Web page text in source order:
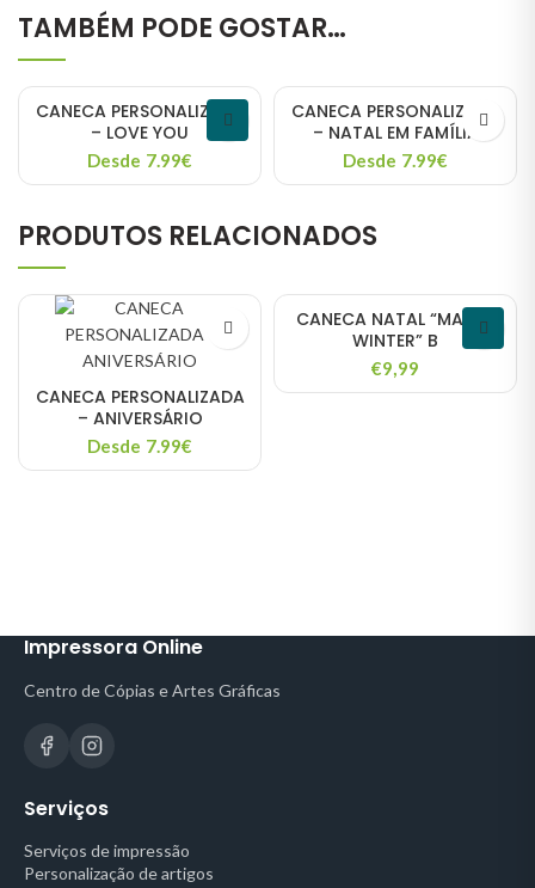
TAMBÉM PODE GOSTAR…
CANECA PERSONALIZADA
– LOVE YOU
Desde 7.99€
CANECA PERSONALIZADA
– NATAL EM FAMÍLIA
Desde 7.99€
PRODUTOS RELACIONADOS
CANECA PERSONALIZADA
– ANIVERSÁRIO
Desde 7.99€
CANECA NATAL “MAGIC
WINTER” B
€9,99
Impressora Online
Centro de Cópias e Artes Gráficas
Serviços
Serviços de impressão
Personalização de artigos